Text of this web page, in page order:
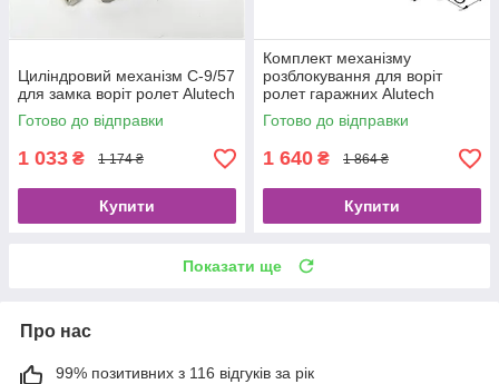
Циліндровий механізм C-9/57
для замка воріт ролет Alutech
Готово до відправки
1 033 ₴ 1 174 ₴
Купити
Комплект механізму
розблокування для воріт
ролет гаражних Alutech
RM0104-4500
Готово до відправки
1 640 ₴ 1 864 ₴
Купити
Показати ще
Про нас
99% позитивних з 116 відгуків за рік